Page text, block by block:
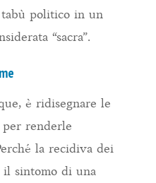
politico in un
“sacra”.
è ridisegnare le
per renderle
la recidiva dei
sintomo di una